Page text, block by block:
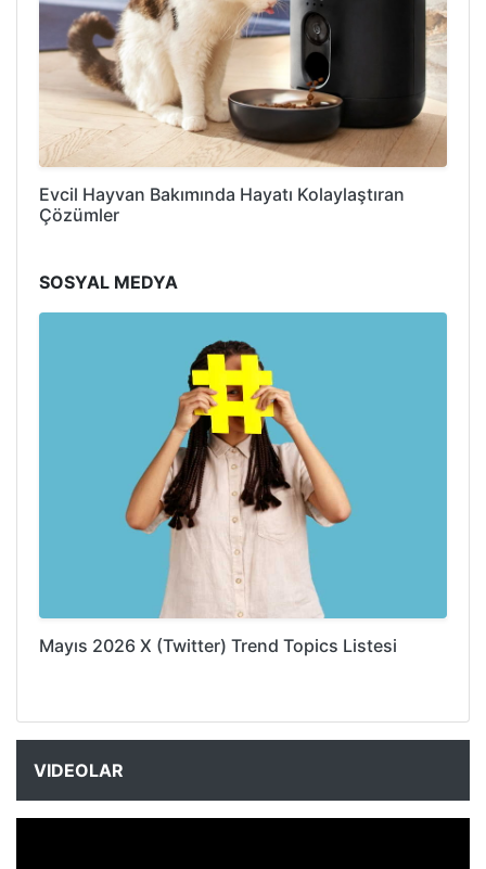
Evcil Hayvan Bakımında Hayatı Kolaylaştıran
Çözümler
SOSYAL MEDYA
Mayıs 2026 X (Twitter) Trend Topics Listesi
VIDEOLAR